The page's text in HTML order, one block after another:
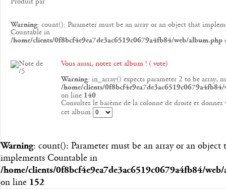
Warning: count(): Parameter must be an array or an object that
Countable in
/home/clients/0f8bcf4e9ea7de3ac6519c0679a4fb84/web/album.php
Vous aussi, notez cet album ! ( vote)
Warning: in_array() expects parameter 2 to be array,
/home/clients/
on line 140
Consultez le barème de la colonne de droite et donnez
cet album
Warning: count(): Parameter must be an array or an object
implements Countable in
/home/clients/0f8bcf4e9ea7de3ac6519c0679a4fb84/
on line 152